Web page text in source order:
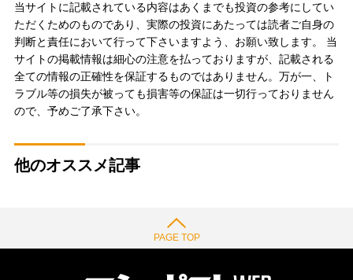
当サイトに記載されている内容はあくまでも投資の参考にしてい
ただくためのものであり、実際の投資にあたっては読者ご自身の
判断と責任において行って下さいますよう、お願い致します。 当
サイトの掲載情報は細心の注意を払っておりますが、記載される
全ての情報の正確性を保証するものではありません。万が一、ト
ラブル等の損失が被っても損害等の保証は一切行っておりません
ので、予めご了承下さい。
他のオススメ記事
PAGE TOP